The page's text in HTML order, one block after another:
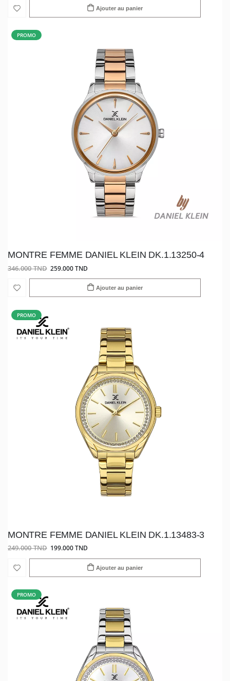
Ajouter au panier
PROMO
MONTRE FEMME DANIEL KLEIN DK.1.13250-4
346.000 TND 259.000 TND
Ajouter au panier
PROMO
MONTRE FEMME DANIEL KLEIN DK.1.13483-3
249.000 TND 199.000 TND
Ajouter au panier
PROMO